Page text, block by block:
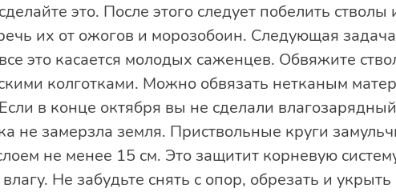
это. После этого следует побелить
их от ожогов и морозобоин. Следующая
это касается молодых саженцев. Обвяжите
колготками. Можно обвязать нетканым
в конце октября вы не сделали
не замерзла земля. Приствольные круги
не менее 15 см. Это защитит корневую
Не забудьте снять с опор, обрезать и